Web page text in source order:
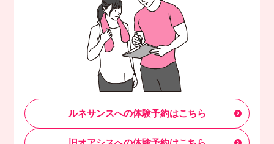
ルネサンスへの体験予約はこちら